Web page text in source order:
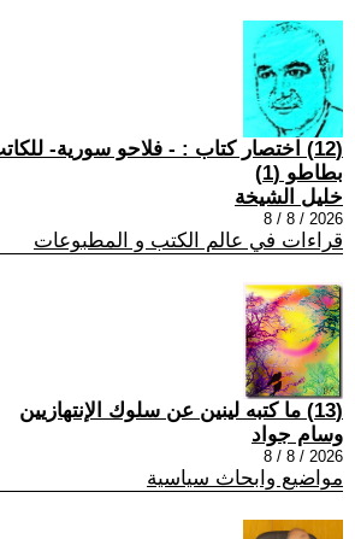
(12) اختصار كتاب : - فلاحو سورية-
بطاطو (1)
خليل الشيخة
2026 / 8 / 8
قراءات في عالم الكتب و المطبوعات
(13) ما كتبه لينين عن سلوك الإنتهازيين
وسام جواد
2026 / 8 / 8
مواضيع وابحاث سياسية